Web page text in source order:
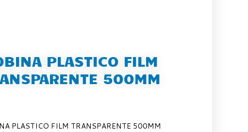
PLASTICO FILM
500MM
PLASTICO FILM TRANSPARENTE 500MM